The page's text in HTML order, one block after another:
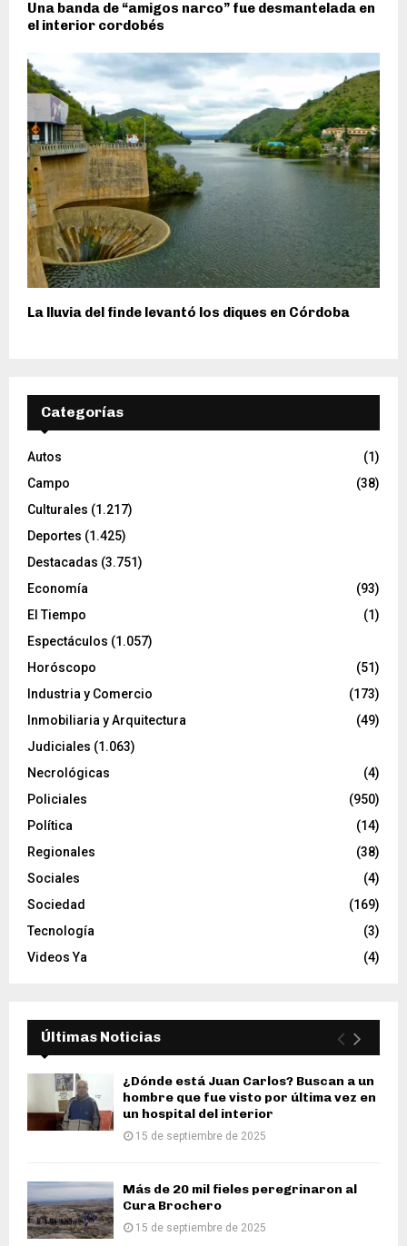
Una banda de “amigos narco” fue desmantelada en
el interior cordobés
La lluvia del finde levantó los diques en Córdoba
Categorías
Autos
(1)
Campo
(38)
Culturales (1.217)
Deportes (1.425)
Destacadas (3.751)
Economía
(93)
El Tiempo
(1)
Espectáculos (1.057)
Horóscopo
(51)
Industria y Comercio
(173)
Inmobiliaria y Arquitectura
(49)
Judiciales (1.063)
Necrológicas
(4)
Policiales
(950)
Política
(14)
Regionales
(38)
Sociales
(4)
Sociedad
(169)
Tecnología
(3)
Videos Ya
(4)
Últimas Noticias
¿Dónde está Juan Carlos? Buscan a un
hombre que fue visto por última vez en
un hospital del interior
15 de septiembre de 2025
Más de 20 mil fieles peregrinaron al
Cura Brochero
15 de septiembre de 2025